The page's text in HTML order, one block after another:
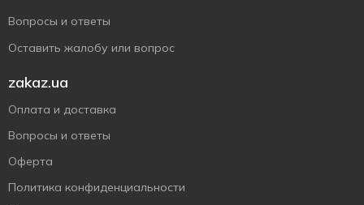
Вопросы и ответы
Оставить жалобу или вопрос
zakaz.ua
Оплата и доставка
Вопросы и ответы
Оферта
Политика конфиденциальности